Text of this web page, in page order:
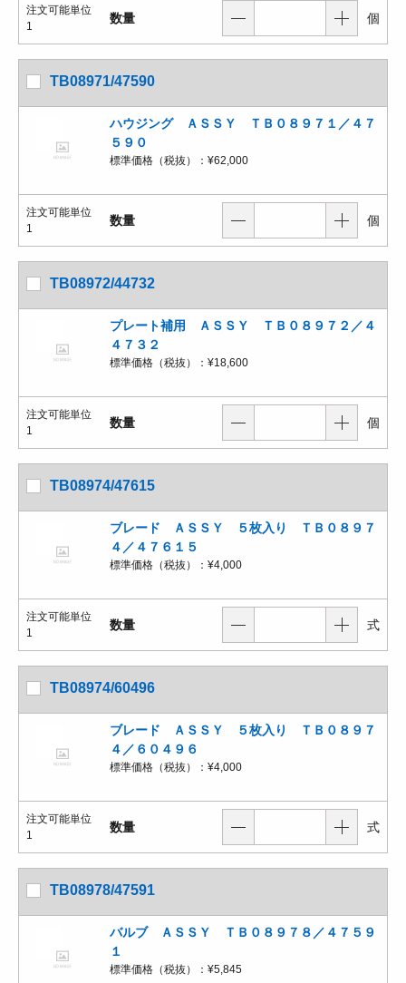
注文可能単位
1
数量 個
TB08971/47590
ハウジング ＡＳＳＹ ＴＢ０８９７１／４７
５９０
標準価格（税抜）： ¥62,000
注文可能単位
1
数量 個
TB08972/44732
プレート補用 ＡＳＳＹ ＴＢ０８９７２／４
４７３２
標準価格（税抜）： ¥18,600
注文可能単位
1
数量 個
TB08974/47615
ブレード ＡＳＳＹ ５枚入り ＴＢ０８９７
４／４７６１５
標準価格（税抜）： ¥4,000
注文可能単位
1
数量 式
TB08974/60496
ブレード ＡＳＳＹ ５枚入り ＴＢ０８９７
４／６０４９６
標準価格（税抜）： ¥4,000
注文可能単位
1
数量 式
TB08978/47591
バルブ ＡＳＳＹ ＴＢ０８９７８／４７５９
１
標準価格（税抜）： ¥5,845